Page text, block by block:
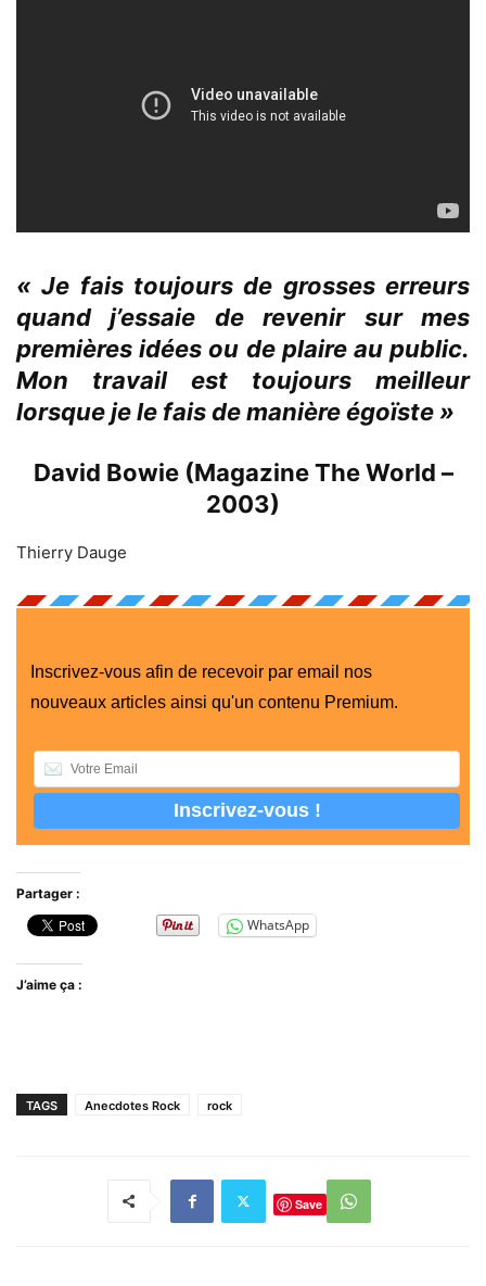
« Je fais toujours de grosses erreurs
quand j’essaie de revenir sur mes
premières idées ou de plaire au public.
Mon travail est toujours meilleur
lorsque je le fais de manière égoïste »
David Bowie (Magazine The World –
2003)
Thierry Dauge
Inscrivez-vous afin de recevoir par email nos
nouveaux articles ainsi qu'un contenu Premium.
Partager :
WhatsApp
J’aime ça :
TAGS Anecdotes Rock rock
Save